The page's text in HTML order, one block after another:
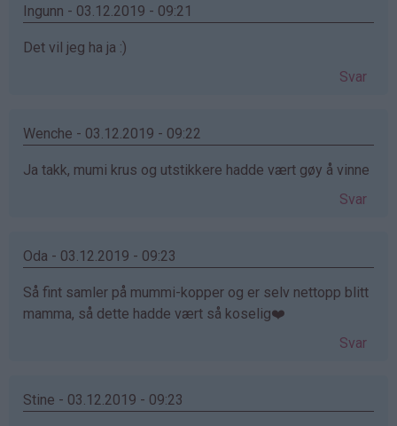
Ingunn - 03.12.2019 - 09:21
Det vil jeg ha ja :)
Svar
Wenche - 03.12.2019 - 09:22
Ja takk, mumi krus og utstikkere hadde vært gøy å vinne
Svar
Oda - 03.12.2019 - 09:23
Så fint samler på mummi-kopper og er selv nettopp blitt
mamma, så dette hadde vært så koselig❤️
Svar
Stine - 03.12.2019 - 09:23